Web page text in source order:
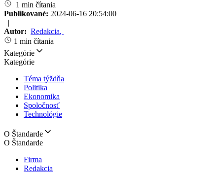
1 min čítania
Publikované: 2024-06-16 20:54:00
|
Autor: Redakcia,
1 min čítania
Kategórie
Kategórie
Téma týždňa
Politika
Ekonomika
Spoločnosť
Technológie
O Štandarde
O Štandarde
Firma
Redakcia